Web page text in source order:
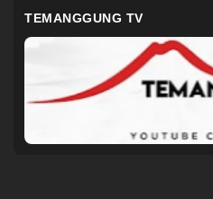
TEMANGGUNG TV